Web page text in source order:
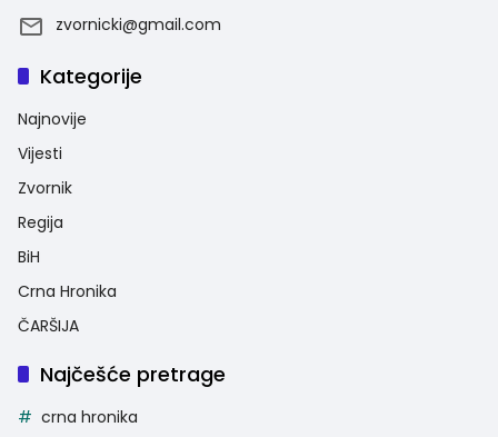
zvornicki@gmail.com
Kategorije
Najnovije
Vijesti
Zvornik
Regija
BiH
Crna Hronika
ČARŠIJA
Najčešće pretrage
crna hronika